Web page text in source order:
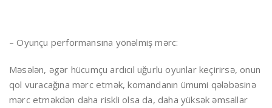
– Oyunçu performansına yönəlmiş mərc:
Məsələn, əgər hücumçu ardıcıl uğurlu oyunlar keçirirsə, onun
qol vuracağına mərc etmək, komandanın ümumi qələbəsinə
mərc etməkdən daha riskli olsa da, daha yüksək əmsallar